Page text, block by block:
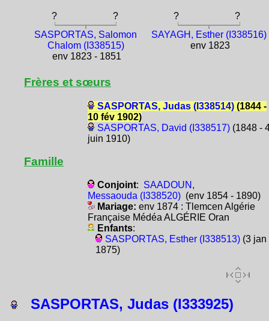
? ? ?
?
SASPORTAS, Salomon
Chalom (I338515)
env 1823 - 1851
SAYAGH, Esther (I338516)
env 1823
Frères et sœurs
SASPORTAS, Judas (I338514)(1844 -
10 fév 1902)
SASPORTAS, David (I338517)(1848 -
juin 1910)
Famille
Conjoint: SAADOUN,
Messaouda (I338520)(env 1854 - 1890)
Mariage: env 1874 : Tlemcen Algérie
Française Médéa ALGÉRIE Oran
Enfants:
SASPORTAS, Esther (I338513)(3 jan
1875)
SASPORTAS, Judas (I333925)